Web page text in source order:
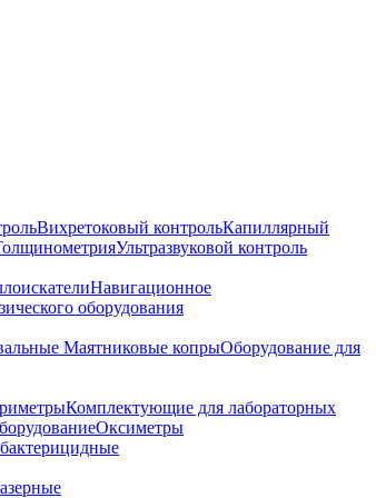
Вихретоковый контрольКапиллярный
Ультразвуковой контроль
Навигационное
оборудования
Маятниковые копрыОборудование для
Комплектующие для лабораторных
Оксиметры